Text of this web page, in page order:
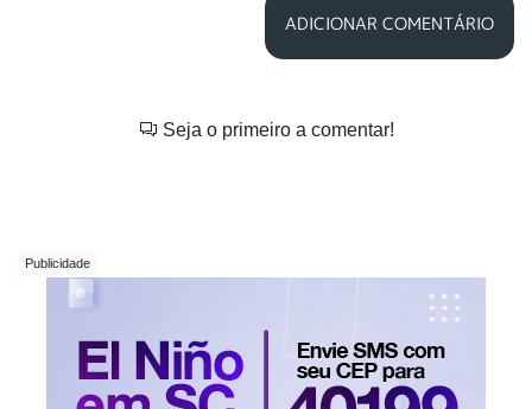
ADICIONAR COMENTÁRIO
Seja o primeiro a comentar!